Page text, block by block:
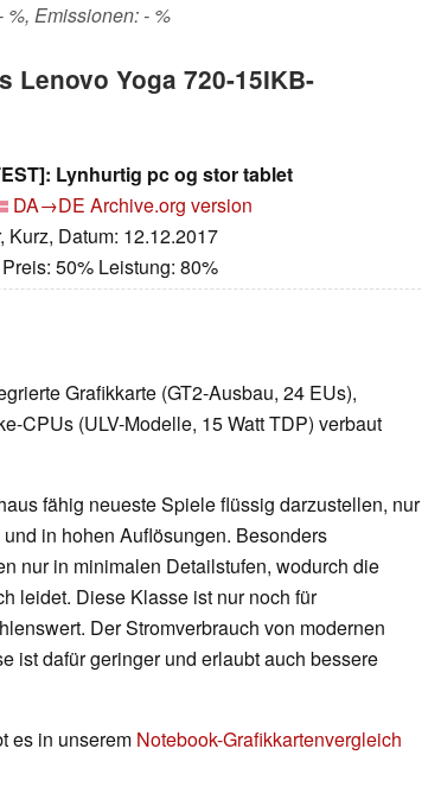
%, Emissionen: - %
Lenovo Yoga 720-15IKB-
Lynhurtig pc og stor tablet
DA→DE Archive.org version
Kurz, Datum: 12.12.2017
50% Leistung: 80%
Grafikkarte (GT2-Ausbau, 24 EUs),
CPUs (ULV-Modelle, 15 Watt TDP) verbaut
fähig neueste Spiele flüssig darzustellen, nur
in hohen Auflösungen. Besonders
nur in minimalen Detailstufen, wodurch die
leidet. Diese Klasse ist nur noch für
Der Stromverbrauch von modernen
ist dafür geringer und erlaubt auch bessere
es in unserem Notebook-Grafikkartenvergleich